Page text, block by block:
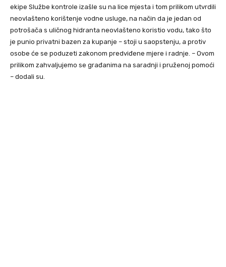
ekipe Službe kontrole izašle su na lice mjesta i tom prilikom utvrdili
neovlašteno korištenje vodne usluge, na način da je jedan od
potrošača s uličnog hidranta neovlašteno koristio vodu, tako što
je punio privatni bazen za kupanje – stoji u saopstenju, a protiv
osobe će se poduzeti zakonom predviđene mjere i radnje. – Ovom
prilikom zahvaljujemo se građanima na saradnji i pruženoj pomoći
– dodali su.